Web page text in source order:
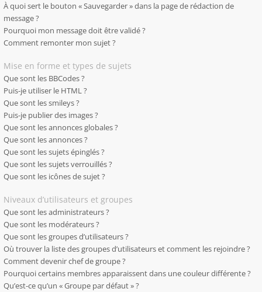
À quoi sert le bouton « Sauvegarder » dans la page de rédaction de
message ?
Pourquoi mon message doit être validé ?
Comment remonter mon sujet ?
Mise en forme et types de sujets
Que sont les BBCodes ?
Puis-je utiliser le HTML ?
Que sont les smileys ?
Puis-je publier des images ?
Que sont les annonces globales ?
Que sont les annonces ?
Que sont les sujets épinglés ?
Que sont les sujets verrouillés ?
Que sont les icônes de sujet ?
Niveaux d’utilisateurs et groupes
Que sont les administrateurs ?
Que sont les modérateurs ?
Que sont les groupes d’utilisateurs ?
Où trouver la liste des groupes d’utilisateurs et comment les rejoindre ?
Comment devenir chef de groupe ?
Pourquoi certains membres apparaissent dans une couleur différente ?
Qu’est-ce qu’un « Groupe par défaut » ?